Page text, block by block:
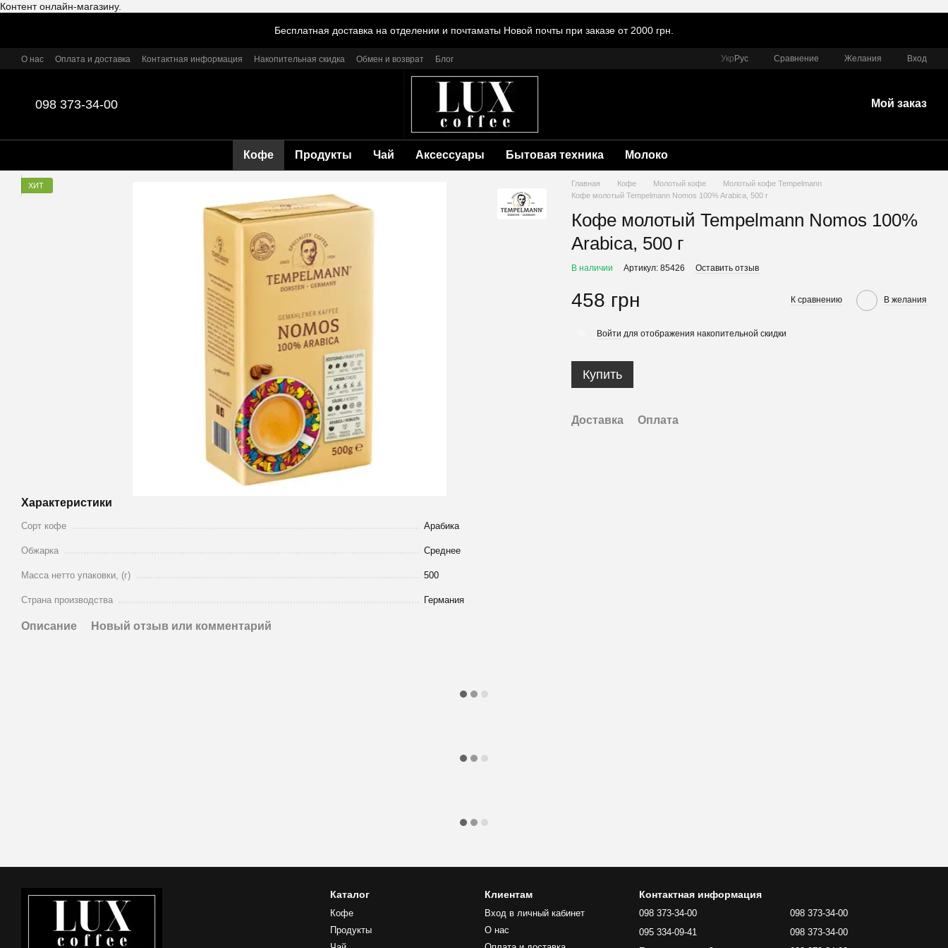
Контент онлайн-магазину.
Бесплатная доставка на отделении и почтаматы Новой почты при заказе от 2000 грн.
О нас Оплата и доставка Контактная информация Накопительная скидка Обмен и возврат Блог Укр Рус Сравнение Желания Вход
098 373-34-00 Мой заказ
Кофе Продукты Чай Аксессуары Бытовая техника Молоко
ХИТ
Характеристики
Сорт кофе Арабика
Обжарка Среднее
Масса нетто упаковки, (г) 500
Страна производства Германия
Главная Кофе Молотый кофе
Молотый кофе Tempelmann
Кофе молотый Tempelmann Nomos 100% Arabica, 500 г
Кофе молотый Tempelmann Nomos 100%
Arabica, 500 г
В наличии Артикул: 85426 Оставить отзыв
458 грн К сравнению В желания
Войти для отображения накопительной скидки
Купить
Доставка Оплата
Описание Новый отзыв или комментарий
Каталог
Кофе
Продукты
Клиентам
Вход в личный кабинет
О нас
Контактная информация
098 373-34-00
095 334-09-41
098 373-34-00
098 373-34-00